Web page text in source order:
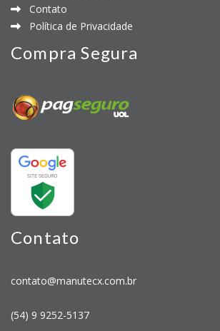
Contato
Política de Privacidade
Compra Segura
Contato
contato@manutecx.com.br
(54) 9 9252-5137